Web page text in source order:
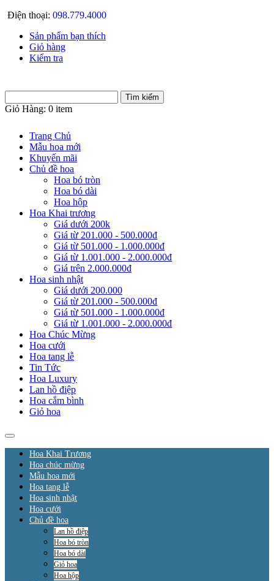
Điện thoại: 098.779.4000
Sản phẩm bạn thích
Giỏ hàng
Kiểm tra
Giỏ Hàng: 0 item
Trang Chủ
Mẫu hoa mới
Khuyến mãi
Chủ đề hoa
Hoa bó tròn
Hoa bó dài
Hoa hộp
Hoa Khai trương
Giá dưới 200k
Giá từ 201.000 - 500.000đ
Giá từ 501.000 - 1.000.000đ
Giá từ 1.001.000 - 2.000.000đ
Giá trên 2.000.000đ
Hoa sinh nhật
Giá dưới 200.000
Giá từ 201.000 - 500.000đ
Giá từ 501.000 - 1.000.000đ
Giá từ 1.001.000 - 2.000.000đ
Hoa Chúc Mừng
Hoa cưới
Hoa tang lễ
Tin Tức
Hoa Luxury
Lan hồ điệp
Hoa cắm bình
Giỏ hoa
Hoa Khai Trương
Hoa chúc mừng
Mẫu hoa mới
Hoa tang lễ
Hoa sinh nhật
Hoa cưới
Chủ đề hoa
Lan hồ điệp
Hoa bó tròn
Hoa bó dài
Giỏ hoa
Hoa hộp